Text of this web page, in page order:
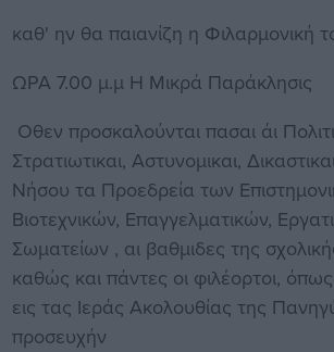
καθ' ην θα παιανίζη η Φιλαρμονική
ΩΡΑ 7.00 μ.μ Η Μικρά Παράκλησις
Οθεν προσκαλούνται πασαι άι
Στρατιωτικαι, Αστυνομικαι,
Νήσου τα Προεδρεία των
Βιοτεχνικών, Επαγγελματικών,
Σωματείων , αι βαθμιδες της
καθώς και πάντες οι φιλέορτοι,
εις τας Ιεράς Ακολουθίας της
προσευχήν